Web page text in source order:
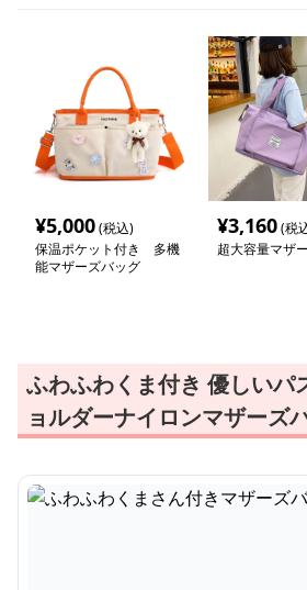
¥5,000(税込)
保温ポケット付き 多機
能マザーズバッグ
¥3,160(税
超大容量マザ
ふわふわくま付き 優しいパ
ョルダーナイロンマザーズ